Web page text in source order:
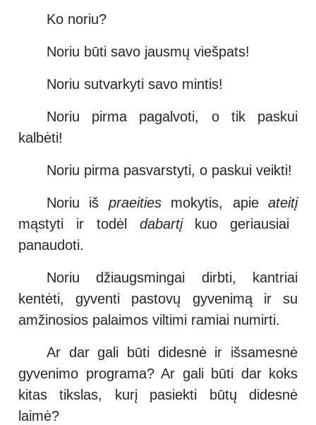
Ko noriu?
Noriu būti savo jausmų viešpats!
Noriu sutvarkyti savo mintis!
Noriu pirma pagalvoti, o tik paskui
kalbėti!
Noriu pirma pasvarstyti, o paskui veikti!
Noriu iš praeitiesmokytis, apieateitį
mąstyti ir todėl dabartį
kuo geriausiai
panaudoti.
Noriu džiaugsmingai dirbti, kantriai
kentėti, gyventi pastovų gyvenimą ir su
amžinosios palaimos viltimi ramiai numirti.
Ar dar gali būti didesnė ir išsamesnė
gyvenimo programa? Ar gali būti dar koks
kitas tikslas, kurį pasiekti būtų didesnė
laimė?